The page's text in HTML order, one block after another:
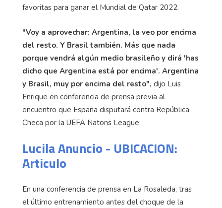
favoritas para ganar el Mundial de Qatar 2022.
"Voy a aprovechar: Argentina, la veo por encima
del resto. Y Brasil también. Más que nada
porque vendrá algún medio brasileño y dirá 'has
dicho que Argentina está por encima'. Argentina
y Brasil, muy por encima del resto", dijo Luis
Enrique en conferencia de prensa previa al
encuentro que España disputará contra República
Checa por la UEFA Natons League.
Lucila Anuncio - UBICACION:
Articulo
En una conferencia de prensa en La Rosaleda, tras
el último entrenamiento antes del choque de la